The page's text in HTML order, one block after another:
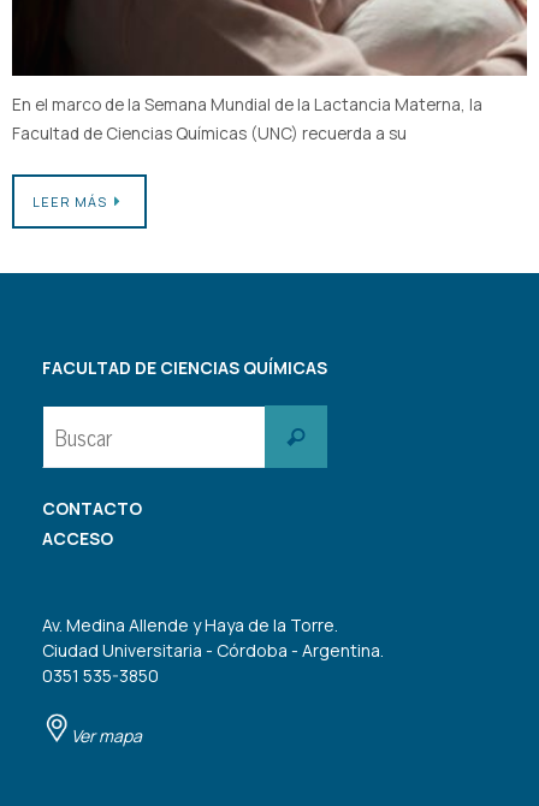
En el marco de la Semana Mundial de la Lactancia Materna, la
Facultad de Ciencias Químicas (UNC) recuerda a su
LEER MÁS
FACULTAD DE CIENCIAS QUÍMICAS
Buscar
CONTACTO
ACCESO
Av. Medina Allende y Haya de la Torre.
Ciudad Universitaria - Córdoba - Argentina.
0351 535-3850
Ver mapa